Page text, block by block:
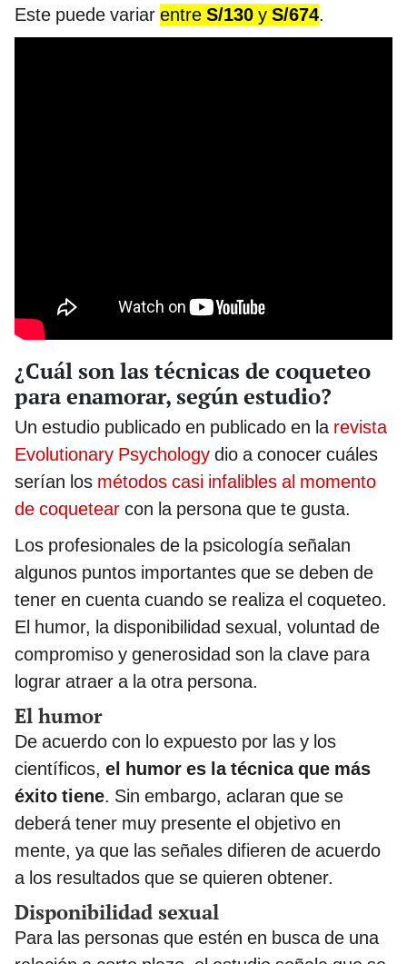
Este puede variar entre S/130 y S/674.
¿Cuál son las técnicas de coqueteo
para enamorar, según estudio?
Un estudio publicado en publicado en la revista
Evolutionary Psychology dio a conocer cuáles
serían los métodos casi infalibles al momento
de coquetear con la persona que te gusta.
Los profesionales de la psicología señalan
algunos puntos importantes que se deben de
tener en cuenta cuando se realiza el coqueteo.
El humor, la disponibilidad sexual, voluntad de
compromiso y generosidad son la clave para
lograr atraer a la otra persona.
El humor
De acuerdo con lo expuesto por las y los
científicos, el humor es la técnica que más
éxito tiene. Sin embargo, aclaran que se
deberá tener muy presente el objetivo en
mente, ya que las señales difieren de acuerdo
a los resultados que se quieren obtener.
Disponibilidad sexual
Para las personas que estén en busca de una